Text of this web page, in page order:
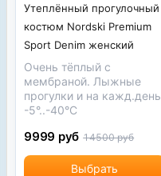
Утеплённый прогулочный
костюм Nordski Premium
Sport Denim женский
Очень тёплый с
мембраной. Лыжные
прогулки и на кажд.день
-5°..-40°С
Выбрать
9999 руб 14500 руб